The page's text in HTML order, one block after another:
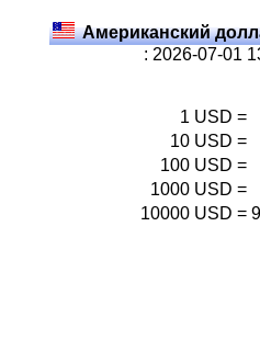
Американский
: 2026-07-01
1 USD =
10 USD =
100 USD =
1000 USD =
10000 USD =